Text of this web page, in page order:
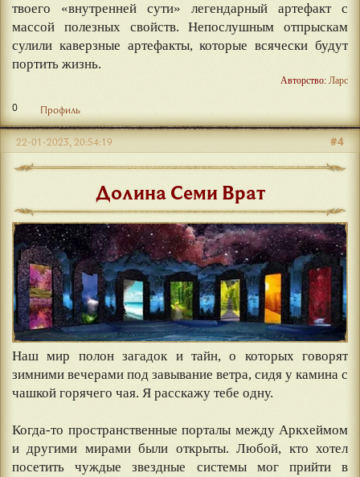
твоего «внутренней сути» легендарный артефакт с
массой полезных свойств. Непослушным отпрыскам
сулили каверзные артефакты, которые всячески будут
портить жизнь.
Авторство: Ларс
0 Профиль
#4
22-01-2023, 20:54:19
Долина Семи Врат
Наш мир полон загадок и тайн, о которых говорят
зимними вечерами под завывание ветра, сидя у камина с
чашкой горячего чая. Я расскажу тебе одну.
Когда-то пространственные порталы между Аркхеймом
и другими мирами были открыты. Любой, кто хотел
посетить чуждые звездные системы мог прийти в